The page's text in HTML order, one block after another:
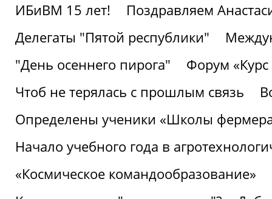
ИБиВМ 15 лет!
Поздравляем
Делегаты "Пятой республики"
"День осеннего пирога"
Форум «Курс
Чтоб не терялась с прошлым связь
Определены ученики «Школы
Начало учебного года в
«Космическое командообразование»